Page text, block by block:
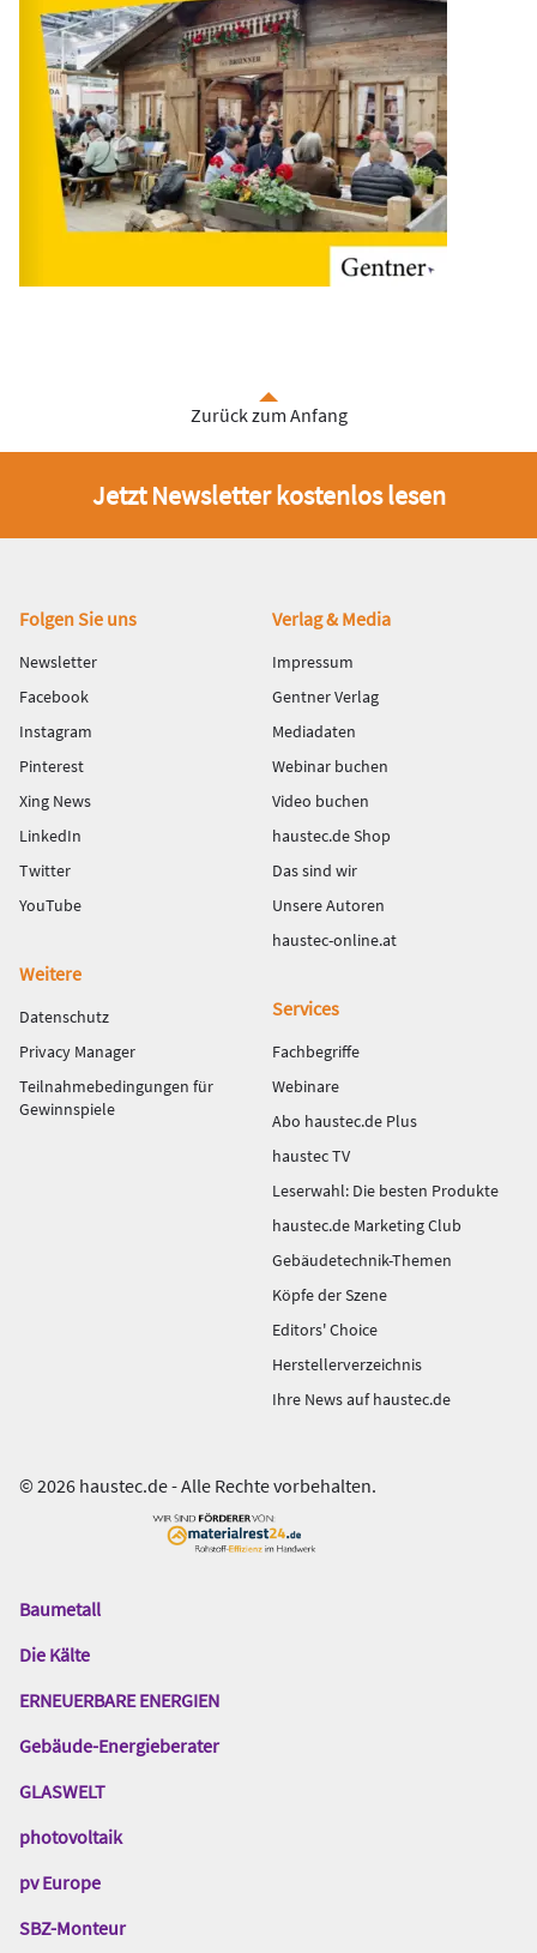
Zurück zum Anfang
Jetzt Newsletter kostenlos lesen
Fußbereich
Folgen Sie uns
Newsletter
Facebook
Instagram
Pinterest
Xing News
LinkedIn
Twitter
YouTube
Verlag & Media
Impressum
Gentner Verlag
Mediadaten
Webinar buchen
Video buchen
haustec.de Shop
Das sind wir
Unsere Autoren
haustec-online.at
Weitere
Datenschutz
Privacy Manager
Teilnahmebedingungen für
Gewinnspiele
Services
Fachbegriffe
Webinare
Abo haustec.de Plus
haustec TV
Leserwahl: Die besten Produkte
haustec.de Marketing Club
Gebäudetechnik-Themen
Köpfe der Szene
Editors' Choice
Herstellerverzeichnis
Ihre News auf haustec.de
© 2026 haustec.de - Alle Rechte vorbehalten.
Das
Gentner
Baumetall
Die Kälte
ERNEUERBARE ENERGIEN
Gebäude-Energieberater
GLASWELT
photovoltaik
pv Europe
SBZ-Monteur